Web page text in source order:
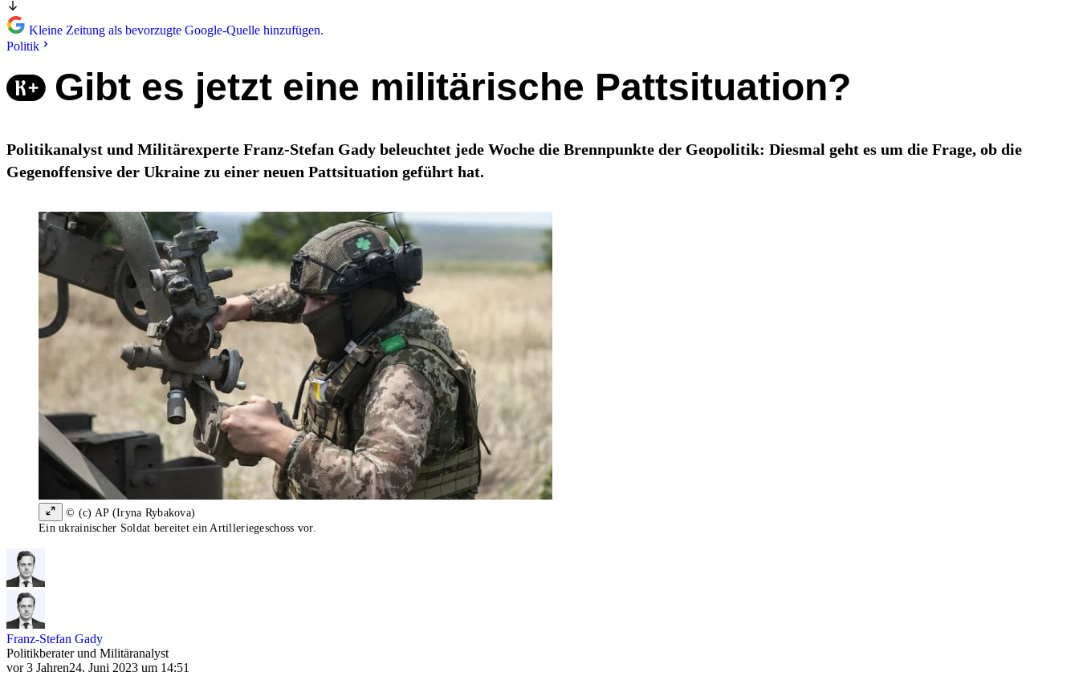
Kleine Zeitung als bevorzugte Google-Quelle hinzufügen.
Politik
Gibt es jetzt eine militärische Pattsituation?
Politikanalyst und Militärexperte Franz-Stefan Gady beleuchtet jede Woche die Brennpunkte der Geopolitik: Diesmal geht es um die Frage, ob die
Gegenoffensive der Ukraine zu einer neuen Pattsituation geführt hat.
© (c) AP (Iryna Rybakova)
Ein ukrainischer Soldat bereitet ein Artilleriegeschoss vor.
Franz-Stefan Gady
Politikberater und Militäranalyst
vor 3 Jahren24. Juni 2023 um 14:51